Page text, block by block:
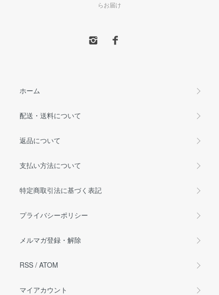
らお届け
ホーム
配送・送料について
返品について
支払い方法について
特定商取引法に基づく表記
プライバシーポリシー
メルマガ登録・解除
RSS / ATOM
マイアカウント